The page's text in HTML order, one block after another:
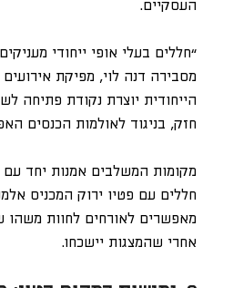
העסקיים.
“חללים בעלי אופי ייחודי
מסבירה דנה לוי, מפיקת אירועים
הייחודית יוצרת נקודת פתיחה
חזק, בניגוד לאולמות הכנסים
מקומות המשלבים אמנות יחד עם
חללים עם פטיו ירוק המכניס
מאפשרים לאורחים לחוות משהו
אחרי שהמצגות יישכחו.